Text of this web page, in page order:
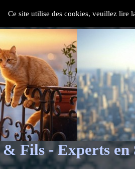
Ce site utilise des cookies, veuillez lire
Fils - Experts en